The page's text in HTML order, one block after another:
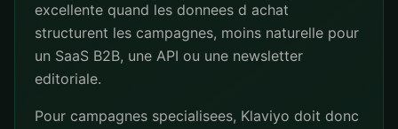
excellente quand les donnees d achat
structurent les campagnes, moins naturelle pour
un SaaS B2B, une API ou une newsletter
editoriale.
Pour campagnes specialisees, Klaviyo doit donc